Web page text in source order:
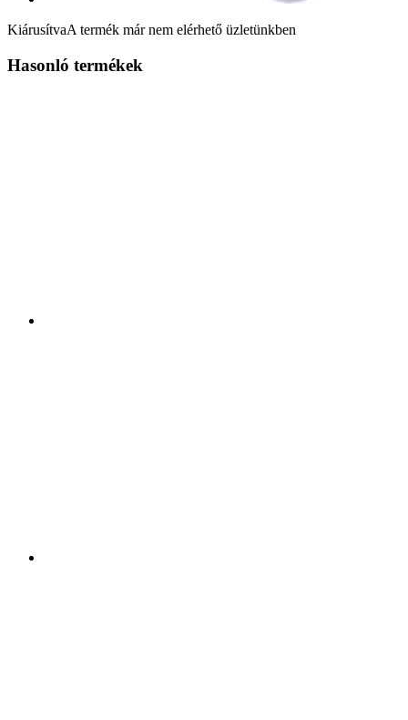
KiárusítvaA termék már nem elérhető üzletünkben
Hasonló termékek